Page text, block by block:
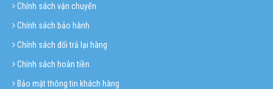
Chính sách vận chuyển
Chính sách bảo hành
Chính sách đổi trả lại hàng
Chính sách hoàn tiền
Bảo mật thông tin khách hàng